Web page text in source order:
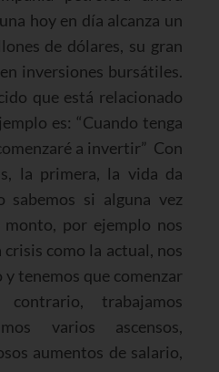
hoy en día alcanza un
de dólares, su gran
inversiones bursátiles.
que está relacionado
es: “Cuando tenga
a invertir” Con
la primera, la vida da
sabemos si alguna vez
monto, por ejemplo nos
como la actual, nos
tenemos que comenzar
trabajamos
varios ascensos,
aumentos de salario,